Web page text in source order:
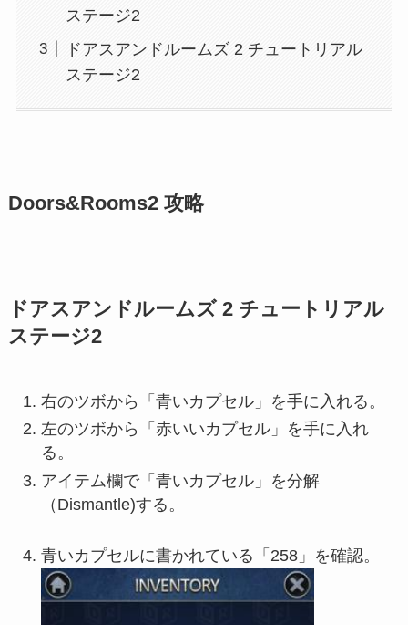
ステージ2
ドアスアンドルームズ 2 チュートリアル
ステージ2
Doors&Rooms2 攻略
ドアスアンドルームズ 2 チュートリアル
ステージ2
右のツボから「青いカプセル」を手に入れる。
左のツボから「赤いいカプセル」を手に入れ
る。
アイテム欄で「青いカプセル」を分解
（Dismantle)する。
青いカプセルに書かれている「258」を確認。